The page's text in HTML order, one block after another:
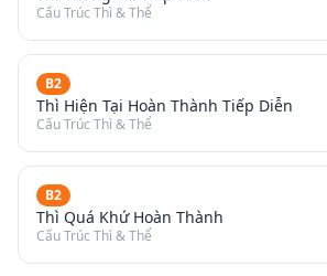
Cấu Trúc Thì & Thể
B2
Thì Hiện Tại Hoàn Thành Tiếp Diễn
Cấu Trúc Thì & Thể
B2
Thì Quá Khứ Hoàn Thành
Cấu Trúc Thì & Thể